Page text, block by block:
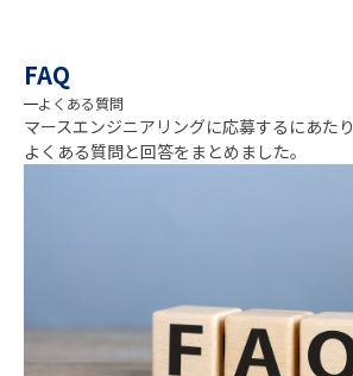
FAQ
よくある質問
マースエンジニアリングに応募するにあたり
よくある質問と回答をまとめました。